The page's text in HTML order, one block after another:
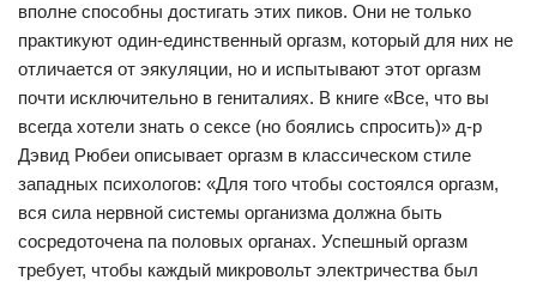
вполне способны достигать этих пиков. Они не только
практикуют один-единственный оргазм, который для них не
отличается от эякуляции, но и испытывают этот оргазм
почти исключительно в гениталиях. В книге «Все, что вы
всегда хотели знать о сексе (но боялись спросить)» д-р
Дэвид Рюбеи описывает оргазм в классическом стиле
западных психологов: «Для того чтобы состоялся оргазм,
вся сила нервной системы организма должна быть
сосредоточена па половых органах. Успешный оргазм
требует, чтобы каждый микровольт электричества был